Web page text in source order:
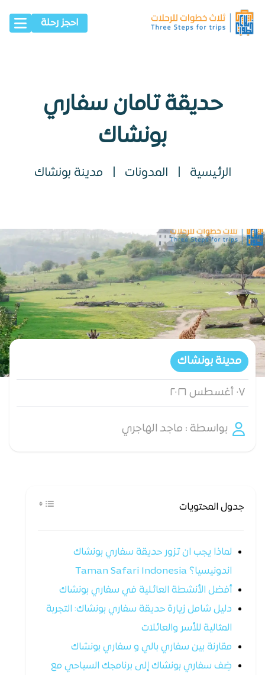
احجز رحلة
حديقة تامان سفاري
بونشاك
الرئيسية المدونات مدينة بونشاك
مدينة بونشاك
٠٧ أغسطس ٢٠٢٦
بواسطة : ماجد الهاجري
جدول المحتويات
لماذا يجب ان تزور حديقة سفاري بونشاك
اندونيسيا؟ Taman Safari Indonesia
أفضل الأنشطة العائلية في سفاري بونشاك
دليل شامل زيارة حديقة سفاري بونشاك: التجربة
المثالية للأسر والعائلات
مقارنة بين سفاري بالي و سفاري بونشاك
ضِف سفاري بونشاك إلى برنامجك السياحي مع